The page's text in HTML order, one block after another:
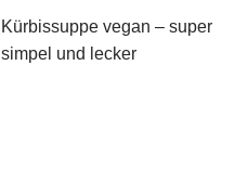
Kürbissuppe vegan – super
simpel und lecker